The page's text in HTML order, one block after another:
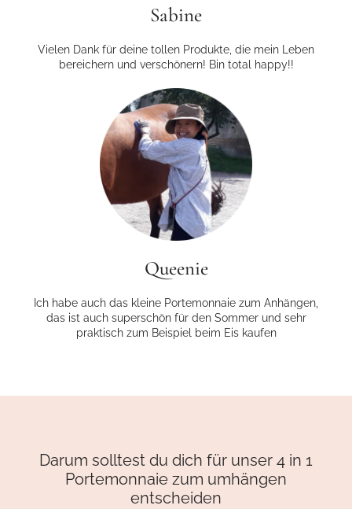
Sabine
Vielen Dank für deine tollen Produkte, die mein Leben
bereichern und verschönern! Bin total happy!!
Queenie
Ich habe auch das kleine Portemonnaie zum Anhängen,
das ist auch superschön für den Sommer und sehr
praktisch zum Beispiel beim Eis kaufen
Darum solltest du dich für unser 4 in 1
Portemonnaie zum umhängen
entscheiden